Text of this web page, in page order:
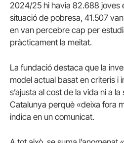
2024/25 hi havia 82.688 joves
situació de pobresa, 41.507
en van percebre cap per
pràcticament la meitat.
La fundació destaca que la
model actual basat en criteris i
s’ajusta al cost de la vida ni a
Catalunya perquè «deixa fora
indica en un comunicat.